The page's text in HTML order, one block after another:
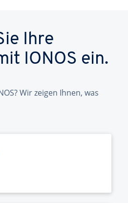
Ihre
IONOS ein.
Wir zeigen Ihnen, was